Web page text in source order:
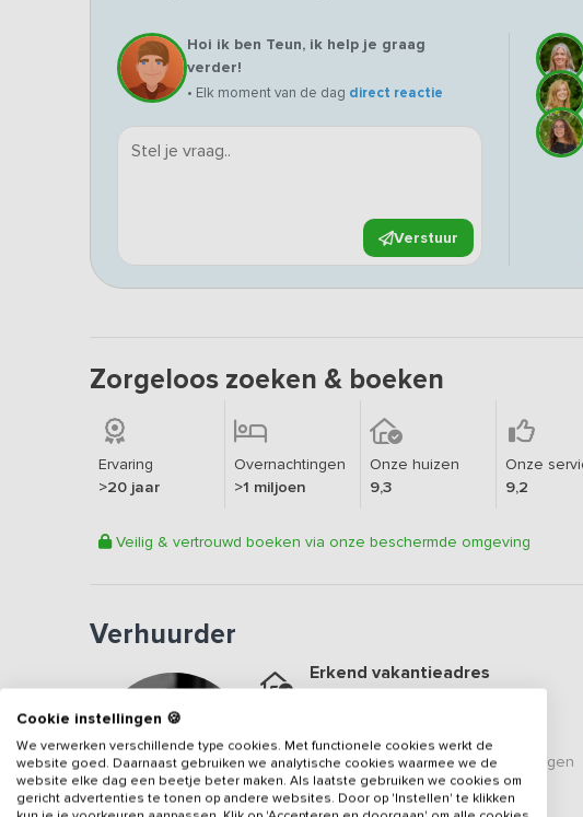
Hoi ik ben Teun, ik help je graag
verder!
• Elk moment van de dag direct reactie
Verstuur
Zorgeloos zoeken & boeken
Ervaring
>20 jaar
Overnachtingen
>1 miljoen
Onze huizen
9,3
Onze
9,2
Veilig & vertrouwd boeken via onze beschermde omgeving
Verhuurder
Erkend vakantieadres
Geweldige locatie
Een9op basis van24beoordelingen
Veilig & vertrouwd
Cookie instellingen 🍪
We verwerken verschillende type cookies. Met functionele cookies werkt de
website goed. Daarnaast gebruiken we analytische cookies waarmee we de
website elke dag een beetje beter maken. Als laatste gebruiken we cookies om
gericht advertenties te tonen op andere websites. Door op 'Instellen' te klikken